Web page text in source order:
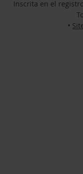
Inscrita en el
•